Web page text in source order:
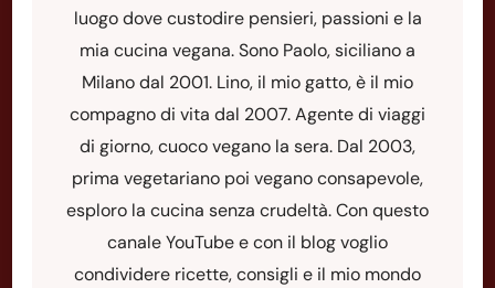
luogo dove custodire pensieri, passioni e la
mia cucina vegana. Sono Paolo, siciliano a
Milano dal 2001. Lino, il mio gatto, è il mio
compagno di vita dal 2007. Agente di viaggi
di giorno, cuoco vegano la sera. Dal 2003,
prima vegetariano poi vegano consapevole,
esploro la cucina senza crudeltà. Con questo
canale YouTube e con il blog voglio
condividere ricette, consigli e il mio mondo